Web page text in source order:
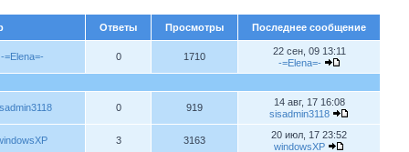
Ответы Просмотры Последнее сообщение
-=Elena=- 0 1710
22 сен, 09 13:11
-=Elena=-
0 919
14 авг, 17 16:08
sisadmin3118
3 3163
20 июл, 17 23:52
windowsXP